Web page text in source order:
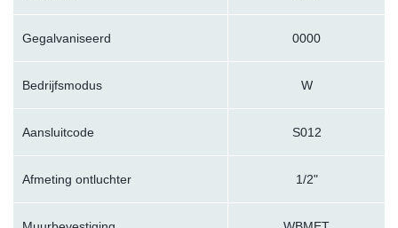
Gegalvaniseerd 0000
Bedrijfsmodus W
Aansluitcode S012
Afmeting ontluchter 1/2"